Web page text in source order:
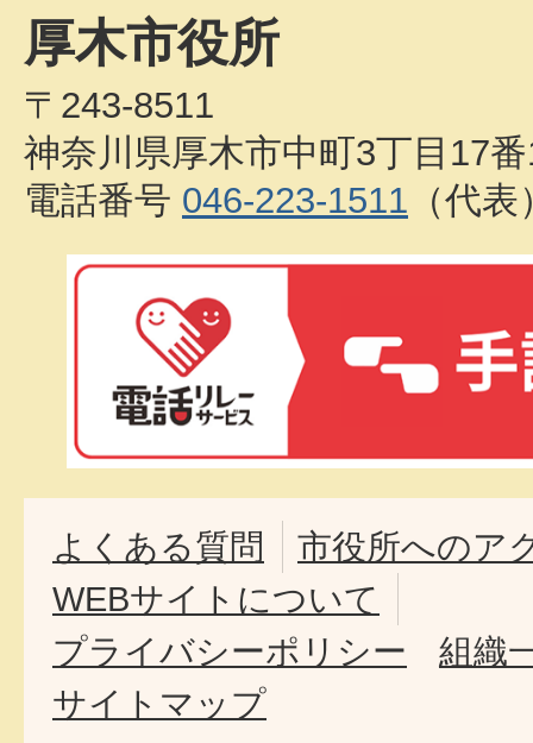
厚木市役所
〒243-8511
神奈川県厚木市中町3丁目17
電話番号 046-223-1511 （代表
よくある質問
市役所へのア
WEBサイトについて
プライバシーポリシー
組織
サイトマップ